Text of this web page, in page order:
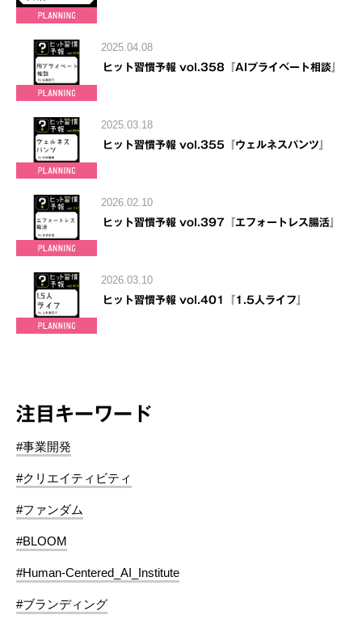
2025.04.08
ヒット習慣予報 vol.358『AIプライベート相談』
2025.03.18
ヒット習慣予報 vol.355『ウェルネスパンツ』
2026.02.10
ヒット習慣予報 vol.397『エフォートレス腸活』
2026.03.10
ヒット習慣予報 vol.401『1.5人ライフ』
注目キーワード
#事業開発
#クリエイティビティ
#ファンダム
#BLOOM
#Human-Centered_AI_Institute
#ブランディング